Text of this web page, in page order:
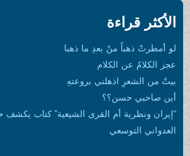
بعدِ ما ذهبا
بروعتهِ
القرى الشيعية” كتاب يكشف حلم دولة ولاية الفقيه